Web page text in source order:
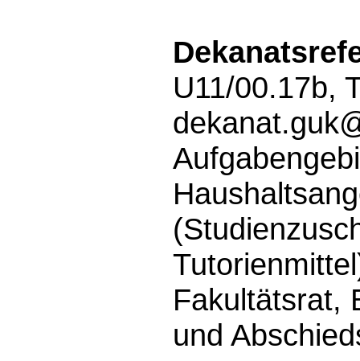
U11/00.17b,
Fakultätsrat,
und